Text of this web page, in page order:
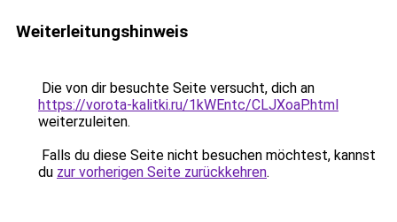
Weiterleitungshinweis
Die von dir besuchte Seite versucht, dich an
https://vorota-kalitki.ru/1kWEntc/CLJXoaP.html
weiterzuleiten.
Falls du diese Seite nicht besuchen möchtest, kannst
du zur vorherigen Seite zurückkehren.